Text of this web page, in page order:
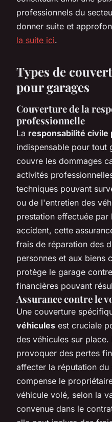
professionnels du
donner suite et
la suite ici.
Types de
pour garages
Couverture de la
professionnelle
La responsabilité civile
indispensable pour tout
couvre les dommages
activités
techniques pouvant
ou de l'entretien des
prestation effectuée par
accident, cette
frais de réparation des
personnes et aux biens
protège le garage
financières pouvant
Assurance contre le
Une couverture
véhicules est cruciale
des véhicules sur
provoquer des pertes
affecter la réputation du
compense le
véhicule volé, selon la
convenue dans le